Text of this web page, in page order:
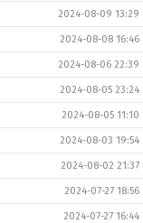
2024-08-09 13:29
2024-08-08 16:46
2024-08-06 22:39
2024-08-05 23:24
2024-08-05 11:10
2024-08-03 19:54
2024-08-02 21:37
2024-07-27 18:56
2024-07-27 16:44